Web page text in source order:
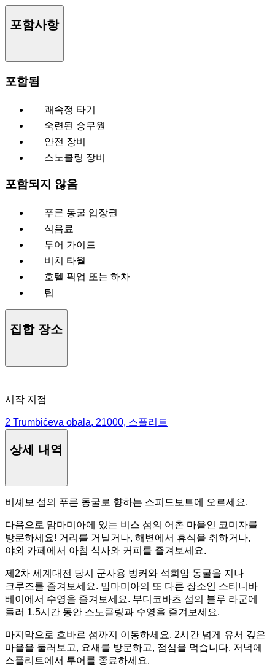
포함사항
포함됨
쾌속정 타기
숙련된 승무원
안전 장비
스노클링 장비
포함되지 않음
푸른 동굴 입장권
식음료
투어 가이드
비치 타월
호텔 픽업 또는 하차
팁
집합 장소
시작 지점
2 Trumbićeva obala, 21000, 스플리트
상세 내역
비셰보 섬의 푸른 동굴로 향하는 스피드보트에 오르세요.
다음으로 맘마미아에 있는 비스 섬의 어촌 마을인 코미자를
방문하세요! 거리를 거닐거나, 해변에서 휴식을 취하거나,
야외 카페에서 아침 식사와 커피를 즐겨보세요.
제2차 세계대전 당시 군사용 벙커와 석회암 동굴을 지나
크루즈를 즐겨보세요. 맘마미아의 또 다른 장소인 스티니바
베이에서 수영을 즐겨보세요. 부디코바츠 섬의 블루 라군에
들러 1.5시간 동안 스노클링과 수영을 즐겨보세요.
마지막으로 흐바르 섬까지 이동하세요. 2시간 넘게 유서 깊은
마을을 둘러보고, 요새를 방문하고, 점심을 먹습니다. 저녁에
스플리트에서 투어를 종료하세요.